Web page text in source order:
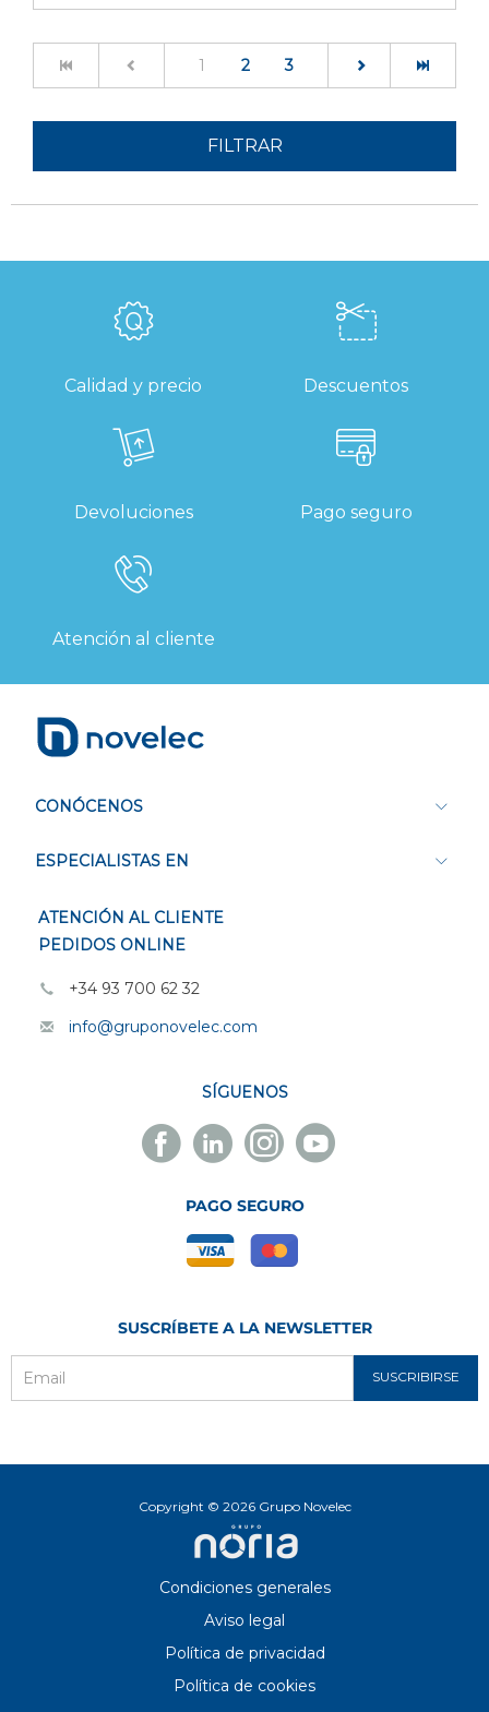
1 (current)
2 3
FILTRAR
Calidad y precio Descuentos
Devoluciones Pago seguro
Atención al cliente
CONÓCENOS
ESPECIALISTAS EN
ATENCIÓN AL CLIENTE
PEDIDOS ONLINE
+34 93 700 62 32
info@gruponovelec.com
SÍGUENOS
Facebook
Novelec
Linkedin
Novelec
Instagram
Novelec
Youtube
Novelec
PAGO SEGURO
SUSCRÍBETE A LA NEWSLETTER
SUSCRIBIRSE
Copyright © 2026 Grupo Novelec
Condiciones generales
Aviso legal
Política de privacidad
Política de cookies